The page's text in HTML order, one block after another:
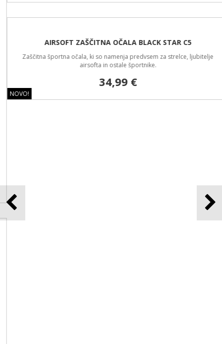
NOVO!
AIRSOFT ZAŠČITNA OČALA BLACK STAR C5
Zaščitna športna očala, ki so namenja predvsem za strelce, ljubitelje
airsofta in ostale športnike.
34,99 €